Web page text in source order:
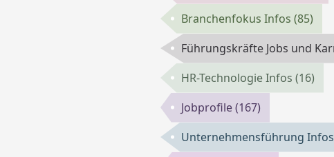
Branchenfokus Infos (85)
Führungskräfte Jobs und
HR-Technologie Infos (16)
Jobprofile(167)
Unternehmensführung Infos